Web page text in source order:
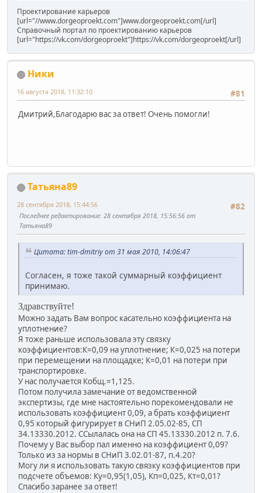
Проектирование карьеров
[url="//www.dorgeoproekt.com"]www.dorgeoproekt.com[/url]
Справочный портал по проектированию карьеров
[url="https://vk.com/dorgeoproekt"]https://vk.com/dorgeoproekt[/url]
Ники
#81
16 августа 2018, 11:32:10
Дмитрий,Благодарю вас за ответ! Очень помогли!
Татьяна89
#82
28 сентября 2018, 15:44:56
Последнее редактирование: 28 сентября 2018, 15:56:56 от
Татьяна89
Цитата: tim-dmitriy от 31 мая 2010, 14:06:47
Согласен, я тоже такой суммарный коэффициент
принимаю.
Здравствуйте!
Можно задать Вам вопрос касательно коэффициента на
уплотнение?
Я тоже раньше использовала эту связку
коэффициентов:К=0,09 на уплотнение; К=0,025 на потери
при перемещении на площадке; К=0,01 на потери при
транспортировке.
У нас получается Кобщ.=1,125.
Потом получила замечание от ведомственной
экспертизы, где мне настоятельно порекомендовали не
использовать коэффициент 0,09, а брать коэффициент
0,95 который фигурирует в СНиП 2.05.02-85, СП
34.13330.2012. ССылалась она на СП 45.13330.2012 п. 7.6.
Почему у Вас выбор пал именно на коэффициент 0,09?
Только из за нормы в СНиП 3.02.01-87, п.4.20?
Могу ли я использовать такую связку коэффициентов при
подсчете объемов: Ку=0,95(1,05), Кп=0,025, Кт=0,01?
Спасибо заранее за ответ!